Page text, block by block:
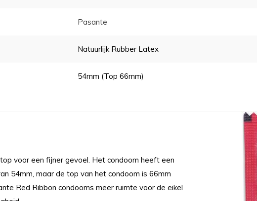
Pasante
Natuurlijk Rubber Latex
54mm (top 66mm)
voor een fijner gevoel. Het condoom heeft een
54mm, maar de top van het condoom is 66mm
Red Ribbon condooms meer ruimte voor de eikel